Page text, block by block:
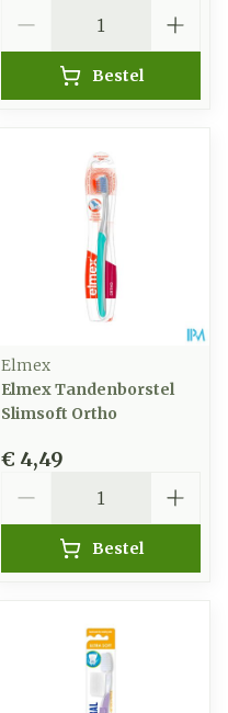
Bestel
Elmex
Elmex Tandenborstel
Slimsoft Ortho
€ 4,49
Bestel